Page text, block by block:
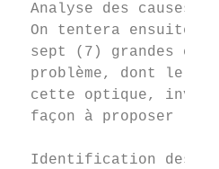
des causes :
tentera ensuite
sept (7) grandes
problème, dont le
cette optique,
façon à proposer les
Identification des